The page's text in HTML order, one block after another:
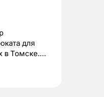
для
в Томске.